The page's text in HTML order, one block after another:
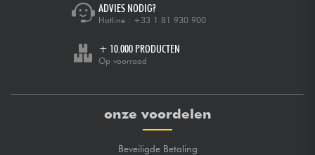
ADVIES NODIG?
Hotline : +33 1 81 930 900
+ 10.000 PRODUCTEN
Op voorraad
onze voordelen
Beveiligde Betaling